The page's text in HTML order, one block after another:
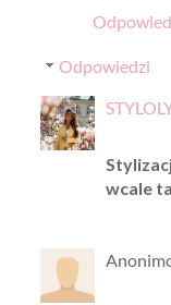
Odpowiedzi
wcale